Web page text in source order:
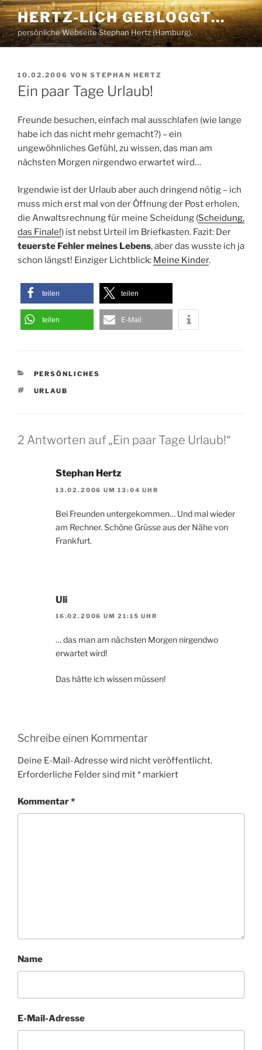
Zum
Inhalt
springen
HERTZ-LICH GEBLOGGT…
persönliche Webseite Stephan Hertz (Hamburg).
VERÖFFENTLICHT
AM
10.02.2006 VON STEPHAN HERTZ
Ein paar Tage Urlaub!
Freunde besuchen, einfach mal ausschlafen (wie lange
habe ich das nicht mehr gemacht?) – ein
ungewöhnliches Gefühl, zu wissen, das man am
nächsten Morgen nirgendwo erwartet wird…
Irgendwie ist der Urlaub aber auch dringend nötig – ich
muss mich erst mal von der Öffnung der Post erholen,
die Anwaltsrechnung für meine Scheidung (Scheidung,
das Finale!) ist nebst Urteil im Briefkasten. Fazit: Der
teuerste Fehler meines Lebens, aber das wusste ich ja
schon längst! Einziger Lichtblick: Meine Kinder.
teilen teilen
teilen E-Mail
KATEGORIEN
PERSÖNLICHES
SCHLAGWÖRTER
URLAUB
2 Antworten auf „Ein paar Tage Urlaub!“
Stephan Hertz
13.02.2006 UM 13:04 UHR
Bei Freunden untergekommen… Und mal wieder
am Rechner. Schöne Grüsse aus der Nähe von
Frankfurt.
Uli
16.02.2006 UM 21:15 UHR
… das man am nächsten Morgen nirgendwo
erwartet wird!
Das hätte ich wissen müssen!
Schreibe einen Kommentar
Deine E-Mail-Adresse wird nicht veröffentlicht.
Erforderliche Felder sind mit* markiert
Kommentar*
Name
E-Mail-Adresse